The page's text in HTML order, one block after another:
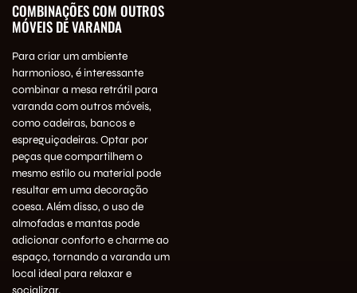
COMBINAÇÕES COM OUTROS
MÓVEIS DE VARANDA
Para criar um ambiente
harmonioso, é interessante
combinar a mesa retrátil para
varanda com outros móveis,
como cadeiras, bancos e
espreguiçadeiras. Optar por
peças que compartilhem o
mesmo estilo ou material pode
resultar em uma decoração
coesa. Além disso, o uso de
almofadas e mantas pode
adicionar conforto e charme ao
espaço, tornando a varanda um
local ideal para relaxar e